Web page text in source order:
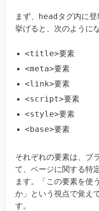
まず、 headタグ内に
挙げると、次のように
<title>要素
<meta>要素
<link>要素
<script>要素
<style>要素
<base>要素
それぞれの要素は、ブ
て、ページに関する特
ます。「この要素を使
か」という視点で覚え
す。